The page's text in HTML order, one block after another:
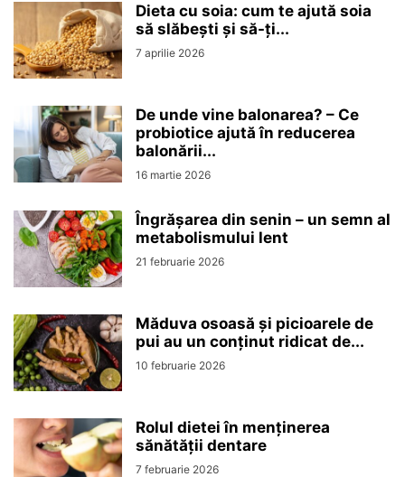
Dieta cu soia: cum te ajută soia
să slăbești și să-ți...
7 aprilie 2026
De unde vine balonarea? – Ce
probiotice ajută în reducerea
balonării...
16 martie 2026
Îngrășarea din senin – un semn al
metabolismului lent
21 februarie 2026
Măduva osoasă și picioarele de
pui au un conținut ridicat de...
10 februarie 2026
Rolul dietei în menținerea
sănătății dentare
7 februarie 2026